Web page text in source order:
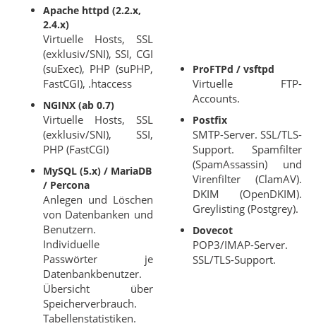
Apache httpd (2.2.x,
2.4.x)
Virtuelle Hosts, SSL
(exklusiv/SNI), SSI, CGI
(suExec), PHP (suPHP,
FastCGI), .htaccess
NGINX (ab 0.7)
Virtuelle Hosts, SSL
(exklusiv/SNI), SSI,
PHP (FastCGI)
MySQL (5.x) / MariaDB
/ Percona
Anlegen und Löschen
von Datenbanken und
Benutzern.
Individuelle
Passwörter je
Datenbankbenutzer.
Übersicht über
Speicherverbrauch.
Tabellenstatistiken.
ProFTPd / vsftpd
Virtuelle FTP-
Accounts.
Postfix
SMTP-Server. SSL/TLS-
Support. Spamfilter
(SpamAssassin) und
Virenfilter (ClamAV).
DKIM (OpenDKIM).
Greylisting (Postgrey).
Dovecot
POP3/IMAP-Server.
SSL/TLS-Support.